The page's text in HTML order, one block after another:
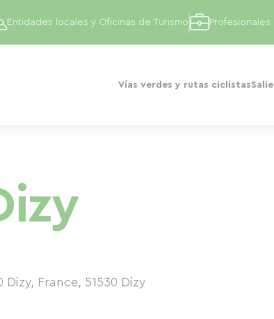
Vías verdes y rutas ciclistas
Entidades locales y Oficinas de Turismo
Dizy, France, 51530 Dizy